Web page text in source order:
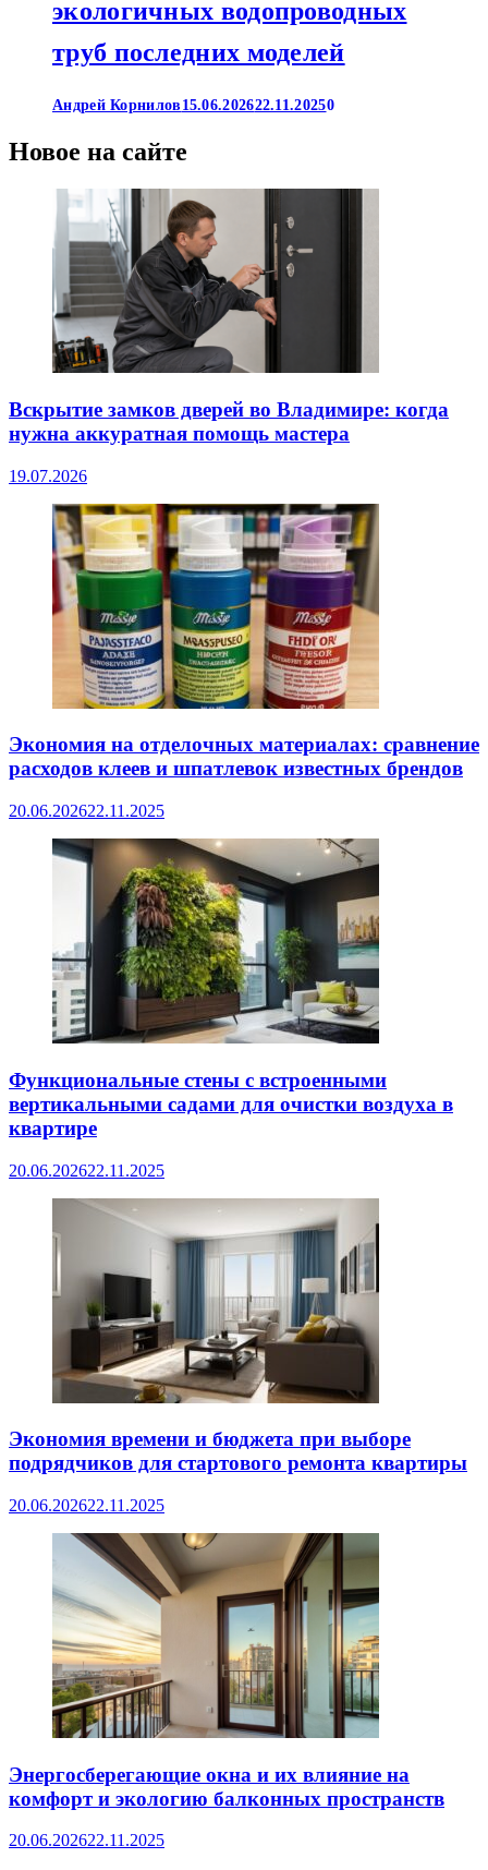
экологичных водопроводных
труб последних моделей
Андрей Корнилов 15.06.202622.11.20250
Новое на сайте
Вскрытие замков дверей во Владимире: когда
нужна аккуратная помощь мастера
19.07.2026
Экономия на отделочных материалах: сравнение
расходов клеев и шпатлевок известных брендов
20.06.202622.11.2025
Функциональные стены с встроенными
вертикальными садами для очистки воздуха в
квартире
20.06.202622.11.2025
Экономия времени и бюджета при выборе
подрядчиков для стартового ремонта квартиры
20.06.202622.11.2025
Энергосберегающие окна и их влияние на
комфорт и экологию балконных пространств
20.06.202622.11.2025